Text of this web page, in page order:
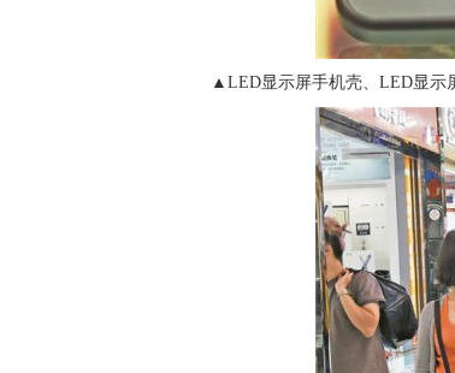
▲LED显示屏手机壳、LED显示